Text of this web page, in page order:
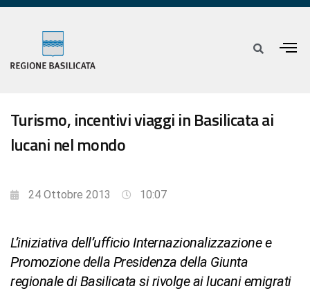
Turismo, incentivi viaggi in Basilicata ai
lucani nel mondo
24 Ottobre 2013 10:07
L’iniziativa dell’ufficio Internazionalizzazione e
Promozione della Presidenza della Giunta
regionale di Basilicata si rivolge ai lucani emigrati